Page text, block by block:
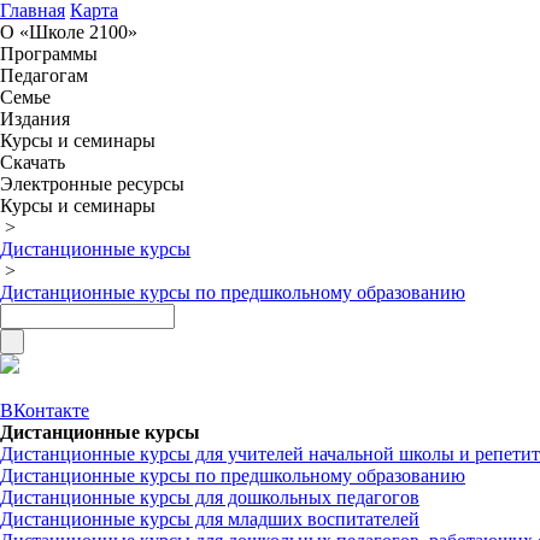
Главная Карта
О «Школе 2100»
Программы
Педагогам
Семье
Издания
Курсы и семинары
Скачать
Электронные ресурсы
Курсы и семинары
>
Дистанционные курсы
>
Дистанционные курсы по предшкольному образованию
ВКонтакте
Дистанционные курсы
Дистанционные курсы для учителей начальной школы и
Дистанционные курсы по предшкольному образованию
Дистанционные курсы для дошкольных педагогов
Дистанционные курсы для младших воспитателей